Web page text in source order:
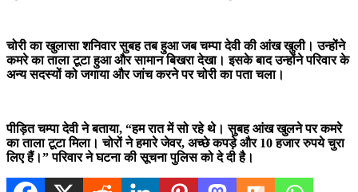
चोरी का खुलासा शनिवार सुबह तब हुआ जब चम्पा देवी की आंख खुली। उन्होंने
कमरे का ताला टूटा हुआ और सामान बिखरा देखा। इसके बाद उन्होंने परिवार के
अन्य सदस्यों को जगाया और जांच करने पर चोरी का पता चला।
पीड़ित चम्पा देवी ने बताया, “हम रात में सो रहे थे। सुबह आंख खुलने पर कमरे
का ताला टूटा मिला। चोरों ने हमारे जेवर, अच्छे कपड़े और 10 हजार रुपये चुरा
लिए हैं।” परिवार ने घटना की सूचना पुलिस को दे दी है।